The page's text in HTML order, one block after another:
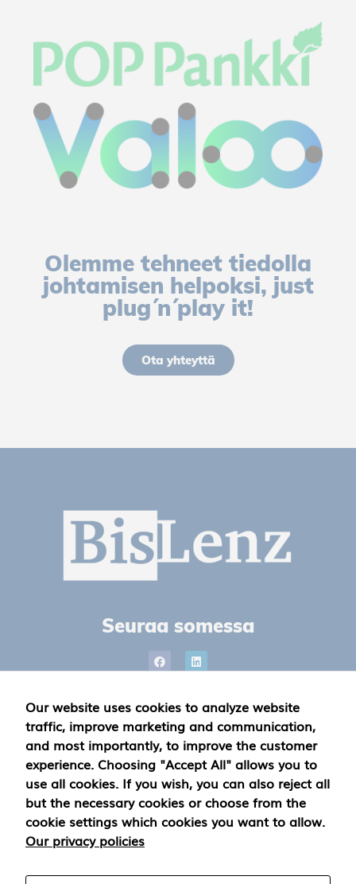
Olemme tehneet tiedolla
johtamisen helpoksi, just
plug´n´play it!
Ota yhteyttä
Seuraa somessa
Privacy Policy
Yhteystiedot
+358503365447
marko.filenius(at)moontalk.com
Our website uses cookies to analyze website
traffic, improve marketing and communication,
and most importantly, to improve the customer
experience. Choosing "Accept All" allows you to
use all cookies. If you wish, you can also reject all
but the necessary cookies or choose from the
cookie settings which cookies you want to allow.
Our privacy policies